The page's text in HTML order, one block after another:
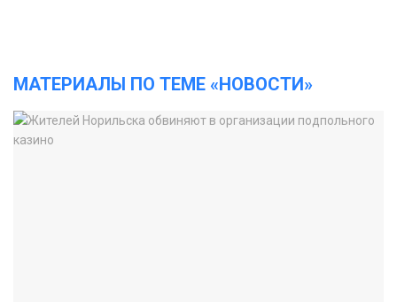
МАТЕРИАЛЫ ПО ТЕМЕ «НОВОСТИ»